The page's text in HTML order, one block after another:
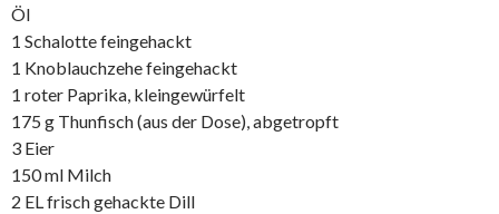
Öl
1 Schalotte feingehackt
1 Knoblauchzehe feingehackt
1 roter Paprika, kleingewürfelt
175 g Thunfisch (aus der Dose), abgetropft
3 Eier
150 ml Milch
2 EL frisch gehackte Dill